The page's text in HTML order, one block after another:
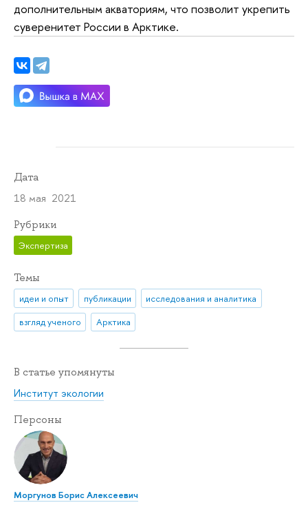
дополнительным акваториям, что позволит укрепить
суверенитет России в Арктике.
Дата
18 мая 2021
Рубрики
Экспертиза
Темы
идеи и опыт публикации
исследования и аналитика
взгляд ученого
Арктика
В статье упомянуты
Институт экологии
Персоны
Моргунов Борис Алексеевич